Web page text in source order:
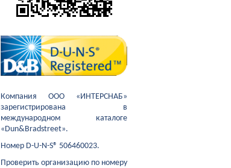
Компания ООО «ИНТЕРСНАБ»
зарегистрирована в
международном каталоге
«Dun&Bradstreet».
Номер D-U-N-S® 506460023.
Проверить организацию по номеру